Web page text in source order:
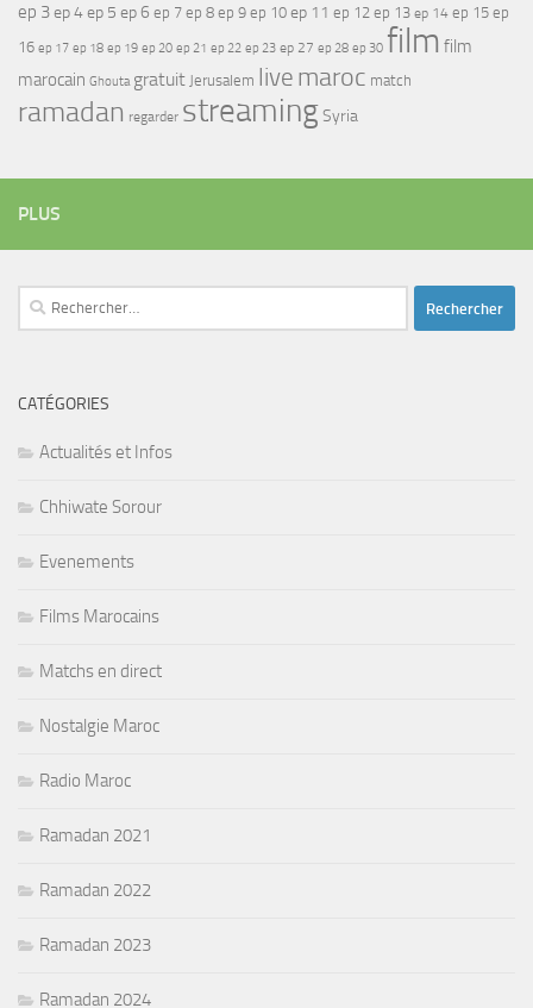
ep 3ep 4ep 5 ep 6 ep 7 ep 8 ep 9 ep 10 ep 11 ep 12 ep 13 ep 14 ep 15 ep
16 ep 17 ep 18 ep 19 ep 20 ep 21 ep 22 ep 23 ep 27 ep 28 ep 30 film film
marocain Ghouta gratuit Jerusalem live maroc match
ramadan regarder streamingSyria
PLUS
Rechercher :
CATÉGORIES
Actualités et Infos
Chhiwate Sorour
Evenements
Films Marocains
Matchs en direct
Nostalgie Maroc
Radio Maroc
Ramadan 2021
Ramadan 2022
Ramadan 2023
Ramadan 2024